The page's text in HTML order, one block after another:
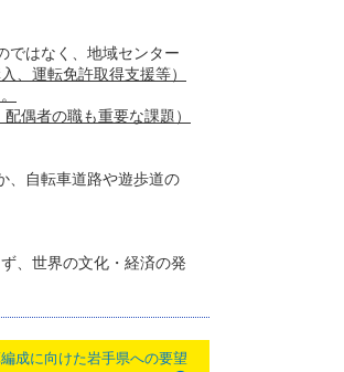
ではなく、地域センター
、運転免許取得支援等）
偶者の職も重要な課題）
、自転車道路や遊歩道の
、世界の文化・経済の発
成に向けた岩手県への要望